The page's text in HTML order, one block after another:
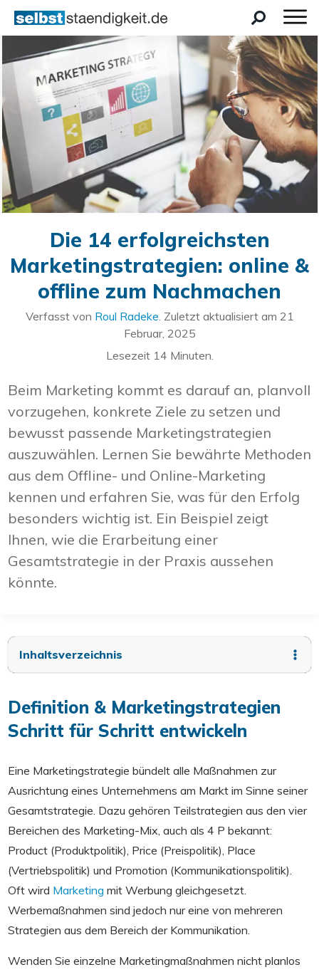
Die 14 erfolgreichsten
Marketingstrategien: online &
offline zum Nachmachen
Verfasst von Roul Radeke. Zuletzt aktualisiert am 21
Februar, 2025
Lesezeit 14 Minuten.
Beim Marketing kommt es darauf an, planvoll
vorzugehen, konkrete Ziele zu setzen und
bewusst passende Marketingstrategien
auszuwählen. Lernen Sie bewährte Methoden
aus dem Offline- und Online-Marketing
kennen und erfahren Sie, was für den Erfolg
besonders wichtig ist. Ein Beispiel zeigt
Ihnen, wie die Erarbeitung einer
Gesamtstrategie in der Praxis aussehen
könnte.
Inhaltsverzeichnis
Definition & Marketingstrategien
Schritt für Schritt entwickeln
Eine Marketingstrategie bündelt alle Maßnahmen zur
Ausrichtung eines Unternehmens am Markt im Sinne seiner
Gesamtstrategie. Dazu gehören Teilstrategien aus den vier
Bereichen des Marketing-Mix, auch als 4 P bekannt:
Product (Produktpolitik), Price (Preispolitik), Place
(Vertriebspolitik) und Promotion (Kommunikationspolitik).
Oft wird Marketing mit Werbung gleichgesetzt.
Werbemaßnahmen sind jedoch nur eine von mehreren
Strategien aus dem Bereich der Kommunikation.
Wenden Sie einzelne Marketingmaßnahmen nicht planlos